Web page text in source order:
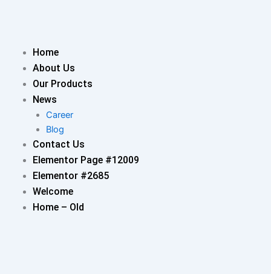
Home
About Us
Our Products
News
Career
Blog
Contact Us
Elementor Page #12009
Elementor #2685
Welcome
Home – Old